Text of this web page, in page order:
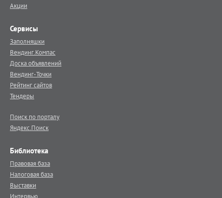
Акции
Сервисы
Заполняшки
Вендинг.Компас
Доска объявлений
Вендинг-Точки
Рейтинг сайтов
Тендеры
Поиск по порталу
Яндекс.Поиск
Библиотека
Правовая база
Налоговая база
Выставки
Интервью